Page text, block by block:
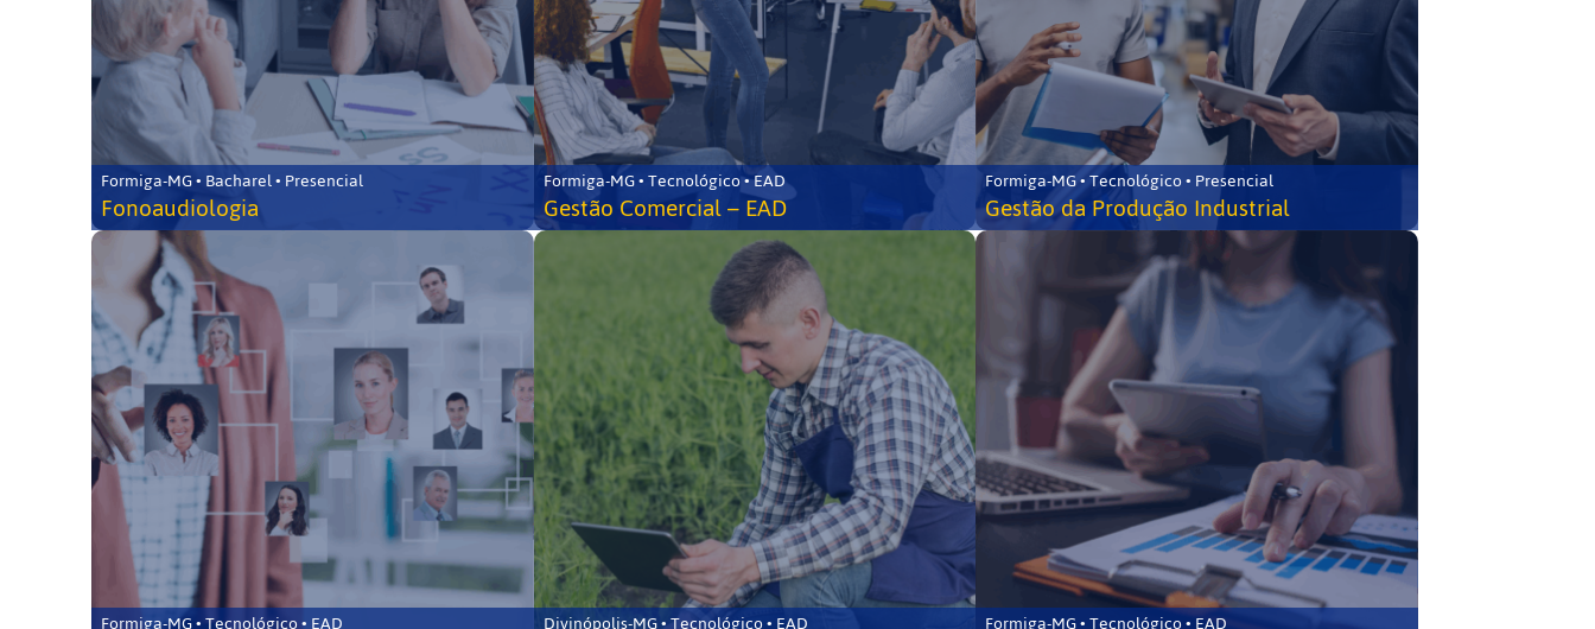
Formiga-MG • Bacharel • Presencial
Fonoaudiologia
Formiga-MG • Tecnológico • EAD
Gestão Comercial – EAD
Formiga-MG • Tecnológico • Presencial
Gestão da Produção Industrial